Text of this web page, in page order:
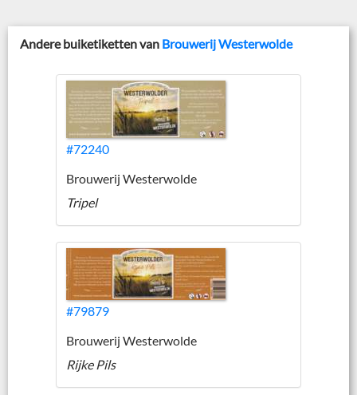
Andere buiketiketten van Brouwerij Westerwolde
#72240
Brouwerij Westerwolde
Tripel
#79879
Brouwerij Westerwolde
Rijke Pils